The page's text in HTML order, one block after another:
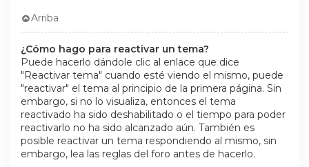
Arriba
¿Cómo hago para reactivar un tema?
Puede hacerlo dándole clic al enlace que dice
"Reactivar tema" cuando esté viendo el mismo, puede
"reactivar" el tema al principio de la primera página. Sin
embargo, si no lo visualiza, entonces el tema
reactivado ha sido deshabilitado o el tiempo para poder
reactivarlo no ha sido alcanzado aún. También es
posible reactivar un tema respondiendo al mismo, sin
embargo, lea las reglas del foro antes de hacerlo.